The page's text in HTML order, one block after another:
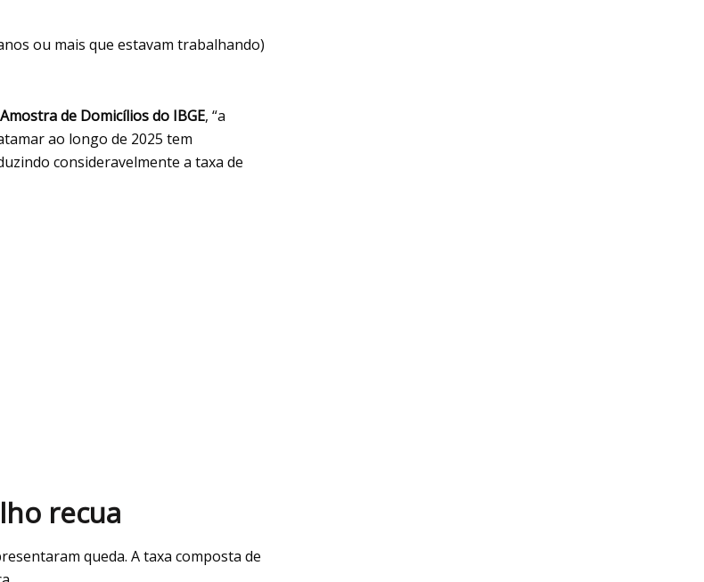
ou mais que estavam trabalhando)
de Domicílios do IBGE, “a
ao longo de 2025 tem
consideravelmente a taxa de
recua
queda. A taxa composta de